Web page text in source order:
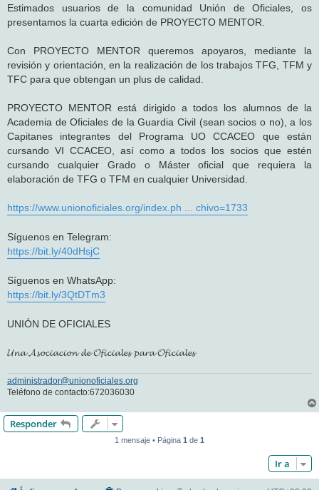
n
s
a
Estimados usuarios de la comunidad Unión de Oficiales, os
presentamos la cuarta edición de PROYECTO MENTOR.
Con PROYECTO MENTOR queremos apoyaros, mediante la
revisión y orientación, en la realización de los trabajos TFG, TFM y
TFC para que obtengan un plus de calidad.
PROYECTO MENTOR está dirigido a todos los alumnos de la
Academia de Oficiales de la Guardia Civil (sean socios o no), a los
Capitanes integrantes del Programa UO CCACEO que están
cursando VI CCACEO, así como a todos los socios que estén
cursando cualquier Grado o Máster oficial que requiera la
elaboración de TFG o TFM en cualquier Universidad.
https://www.unionoficiales.org/index.ph ... chivo=1733
Síguenos en Telegram:
https://bit.ly/40dHsjC
Síguenos en WhatsApp:
https://bit.ly/3QtDTm3
UNIÓN DE OFICIALES
𝓤𝓷𝓪 𝓐𝓼𝓸𝓬𝓲𝓪𝓬𝓲𝓸𝓷 𝓭𝓮 𝓞𝓯𝓲𝓬𝓲𝓪𝓵𝓮𝓼 𝓹𝓪𝓻𝓪 𝓞𝓯𝓲𝓬𝓲𝓪𝓵𝓮𝓼
administrador@unionoficiales.org
Teléfono de contacto:672036030
Responder
1 mensaje • Página 1 de 1
Ir a